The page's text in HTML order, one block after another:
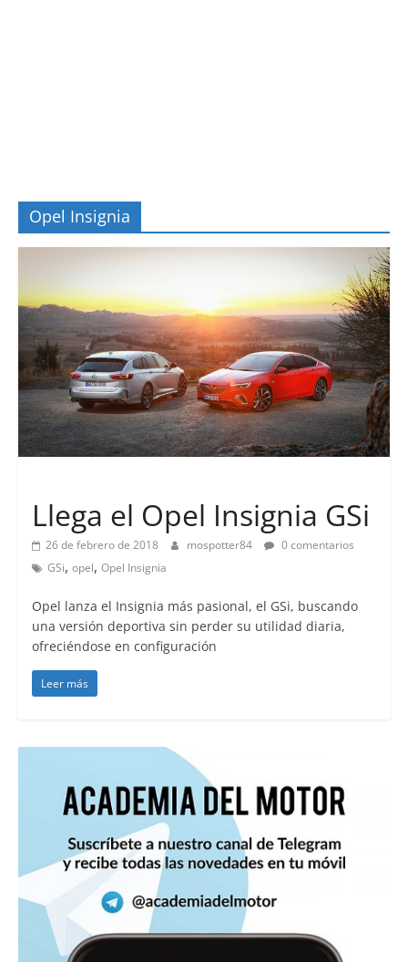
Opel Insignia
Llega el Opel Insignia GSi
26 de febrero de 2018 mospotter84
0 comentarios
GSi, opel, Opel Insignia
Opel lanza el Insignia más pasional, el GSi, buscando
una versión deportiva sin perder su utilidad diaria,
ofreciéndose en configuración
Leer más